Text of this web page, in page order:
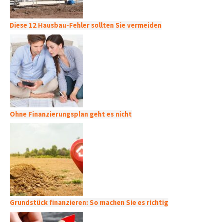
Diese 12 Hausbau-Fehler sollten Sie vermeiden
Ohne Finanzierungsplan geht es nicht
Grundstück finanzieren: So machen Sie es richtig